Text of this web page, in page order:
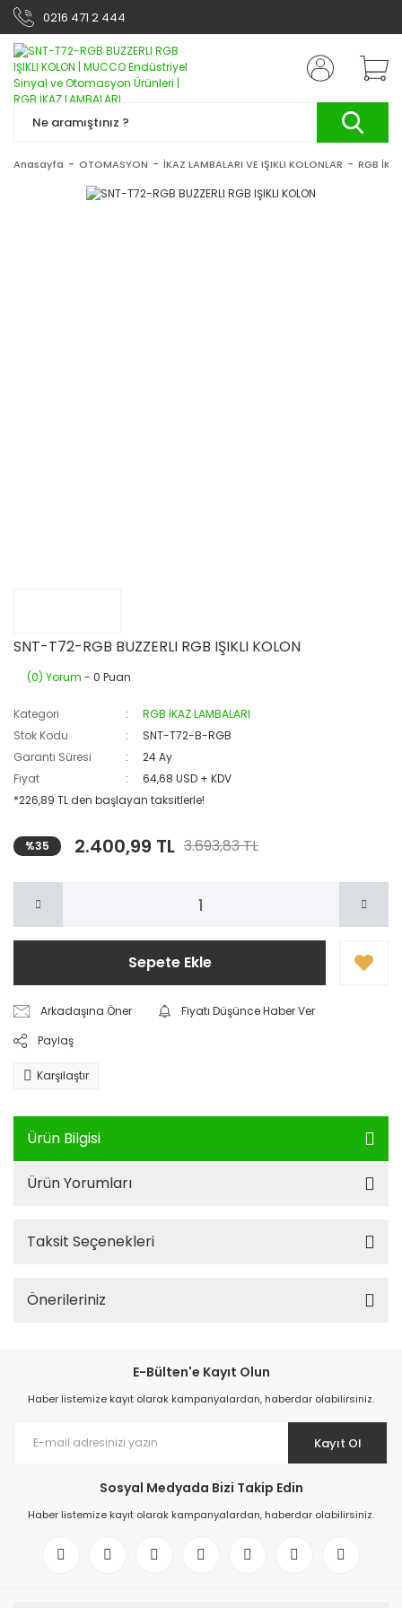
0216 471 2 444
Anasayfa OTOMASYON İKAZ LAMBALARI VE IŞIKLI KOLONLAR RGB
SNT-T72-RGB BUZZERLI RGB IŞIKLI KOLON
(0) Yorum - 0 Puan
Kategori
RGB İKAZ LAMBALARI
Stok Kodu
SNT-T72-B-RGB
Garanti Süresi
24 Ay
Fiyat
64,68 USD + KDV
*226,89 TL den başlayan taksitlerle!
%35 2.400,99 TL 3.693,83 TL
Sepete Ekle
Arkadaşına Öner
Fiyatı Düşünce Haber Ver
Paylaş
Karşılaştır
Ürün Bilgisi
Ürün Yorumları
Taksit Seçenekleri
Önerileriniz
E-Bülten'e Kayıt Olun
Haber listemize kayıt olarak kampanyalardan, haberdar olabilirsiniz.
Kayıt Ol
Sosyal Medyada Bizi Takip Edin
Haber listemize kayıt olarak kampanyalardan, haberdar olabilirsiniz.